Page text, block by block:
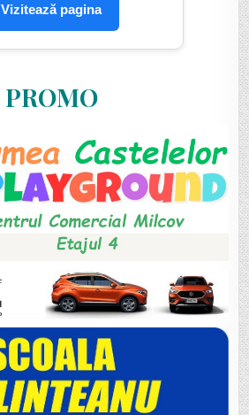
Vizitează pagina
PROMO